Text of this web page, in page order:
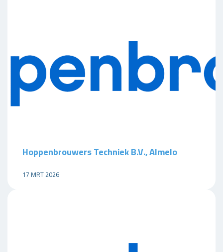
Hoppenbrouwers Techniek B.V., Almelo
17 MRT 2026